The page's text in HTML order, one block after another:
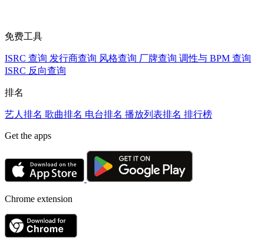
免费工具
ISRC 查询 发行商查询 风格查询 厂牌查询 调性与 BPM 查询
ISRC 反向查询
排名
艺人排名 歌曲排名 电台排名 播放列表排名 排行榜
Get the apps
Chrome extension